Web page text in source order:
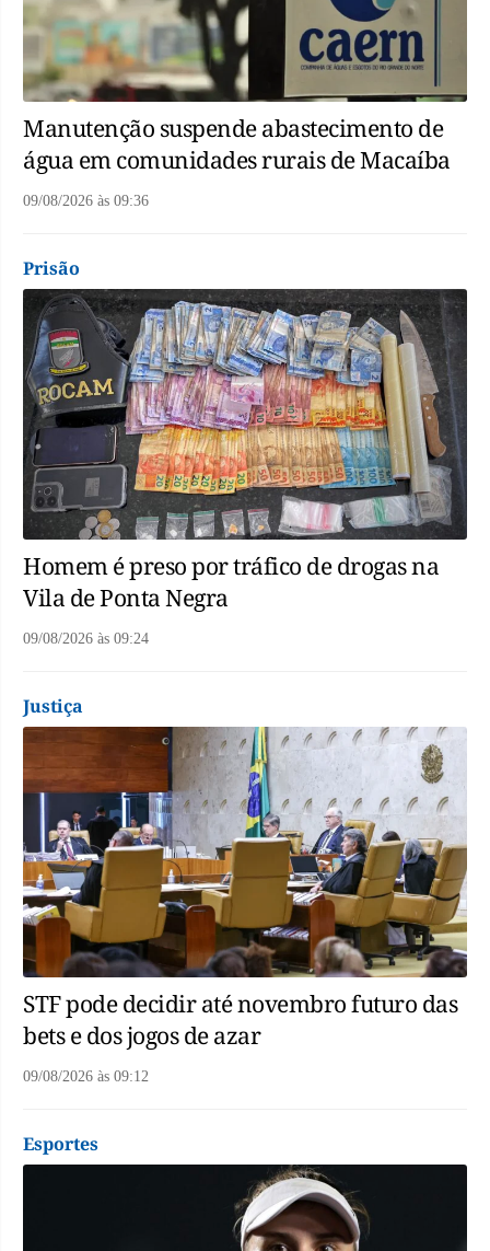
Manutenção suspende abastecimento de
água em comunidades rurais de Macaíba
09/08/2026 às 09:36
Prisão
Homem é preso por tráfico de drogas na
Vila de Ponta Negra
09/08/2026 às 09:24
Justiça
STF pode decidir até novembro futuro das
bets e dos jogos de azar
09/08/2026 às 09:12
Esportes